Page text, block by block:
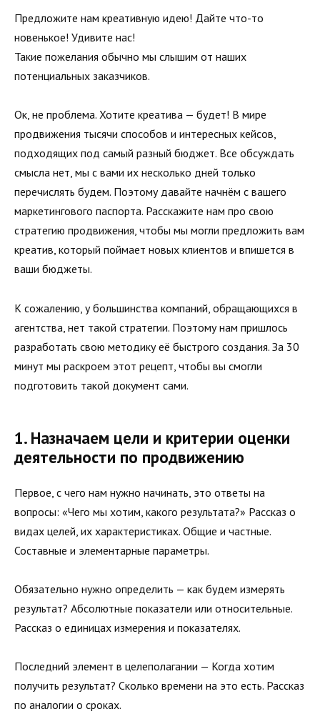
Предложите нам креативную идею! Дайте что-то
новенькое! Удивите нас!
Такие пожелания обычно мы слышим от наших
потенциальных заказчиков.
Ок, не проблема. Хотите креатива — будет! В мире
продвижения тысячи способов и интересных кейсов,
подходящих под самый разный бюджет. Все обсуждать
смысла нет, мы с вами их несколько дней только
перечислять будем. Поэтому давайте начнём с вашего
маркетингового паспорта. Расскажите нам про свою
стратегию продвижения, чтобы мы могли предложить вам
креатив, который поймает новых клиентов и впишется в
ваши бюджеты.
К сожалению, у большинства компаний, обращающихся в
агентства, нет такой стратегии. Поэтому нам пришлось
разработать свою методику её быстрого создания. За 30
минут мы раскроем этот рецепт, чтобы вы смогли
подготовить такой документ сами.
1. Назначаем цели и критерии оценки
деятельности по продвижению
Первое, с чего нам нужно начинать, это ответы на
вопросы: «Чего мы хотим, какого результата?» Рассказ о
видах целей, их характеристиках. Общие и частные.
Составные и элементарные параметры.
Обязательно нужно определить — как будем измерять
результат? Абсолютные показатели или относительные.
Рассказ о единицах измерения и показателях.
Последний элемент в целеполагании — Когда хотим
получить результат? Сколько времени на это есть. Рассказ
по аналогии о сроках.